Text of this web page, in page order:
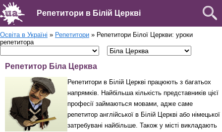
Репетитори в Білій Церкві
Освіта в Україні » Репетитори » Репетитори Білої Церкви: уроки
репетитора
Репетитор Біла Церква
Репетитори в Білій Церкві працюють з багатьох
напрямків. Найбільша кількість представників цієї
професії займаються мовами, адже саме
репетитор англійської в Білій Церкві або німецької
затребувані найбільше. Також у місті викладають